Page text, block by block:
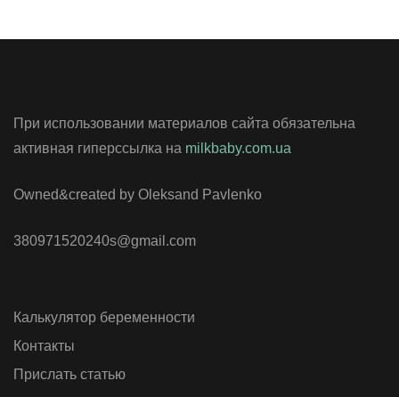
При использовании материалов сайта обязательна
активная гиперссылка на milkbaby.com.ua
Owned&created by Oleksand Pavlenko
380971520240s@gmail.com
Калькулятор беременности
Контакты
Прислать статью